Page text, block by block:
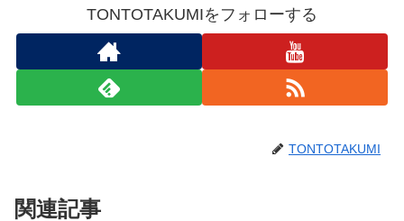
TONTOTAKUMIをフォローする
TONTOTAKUMI
関連記事